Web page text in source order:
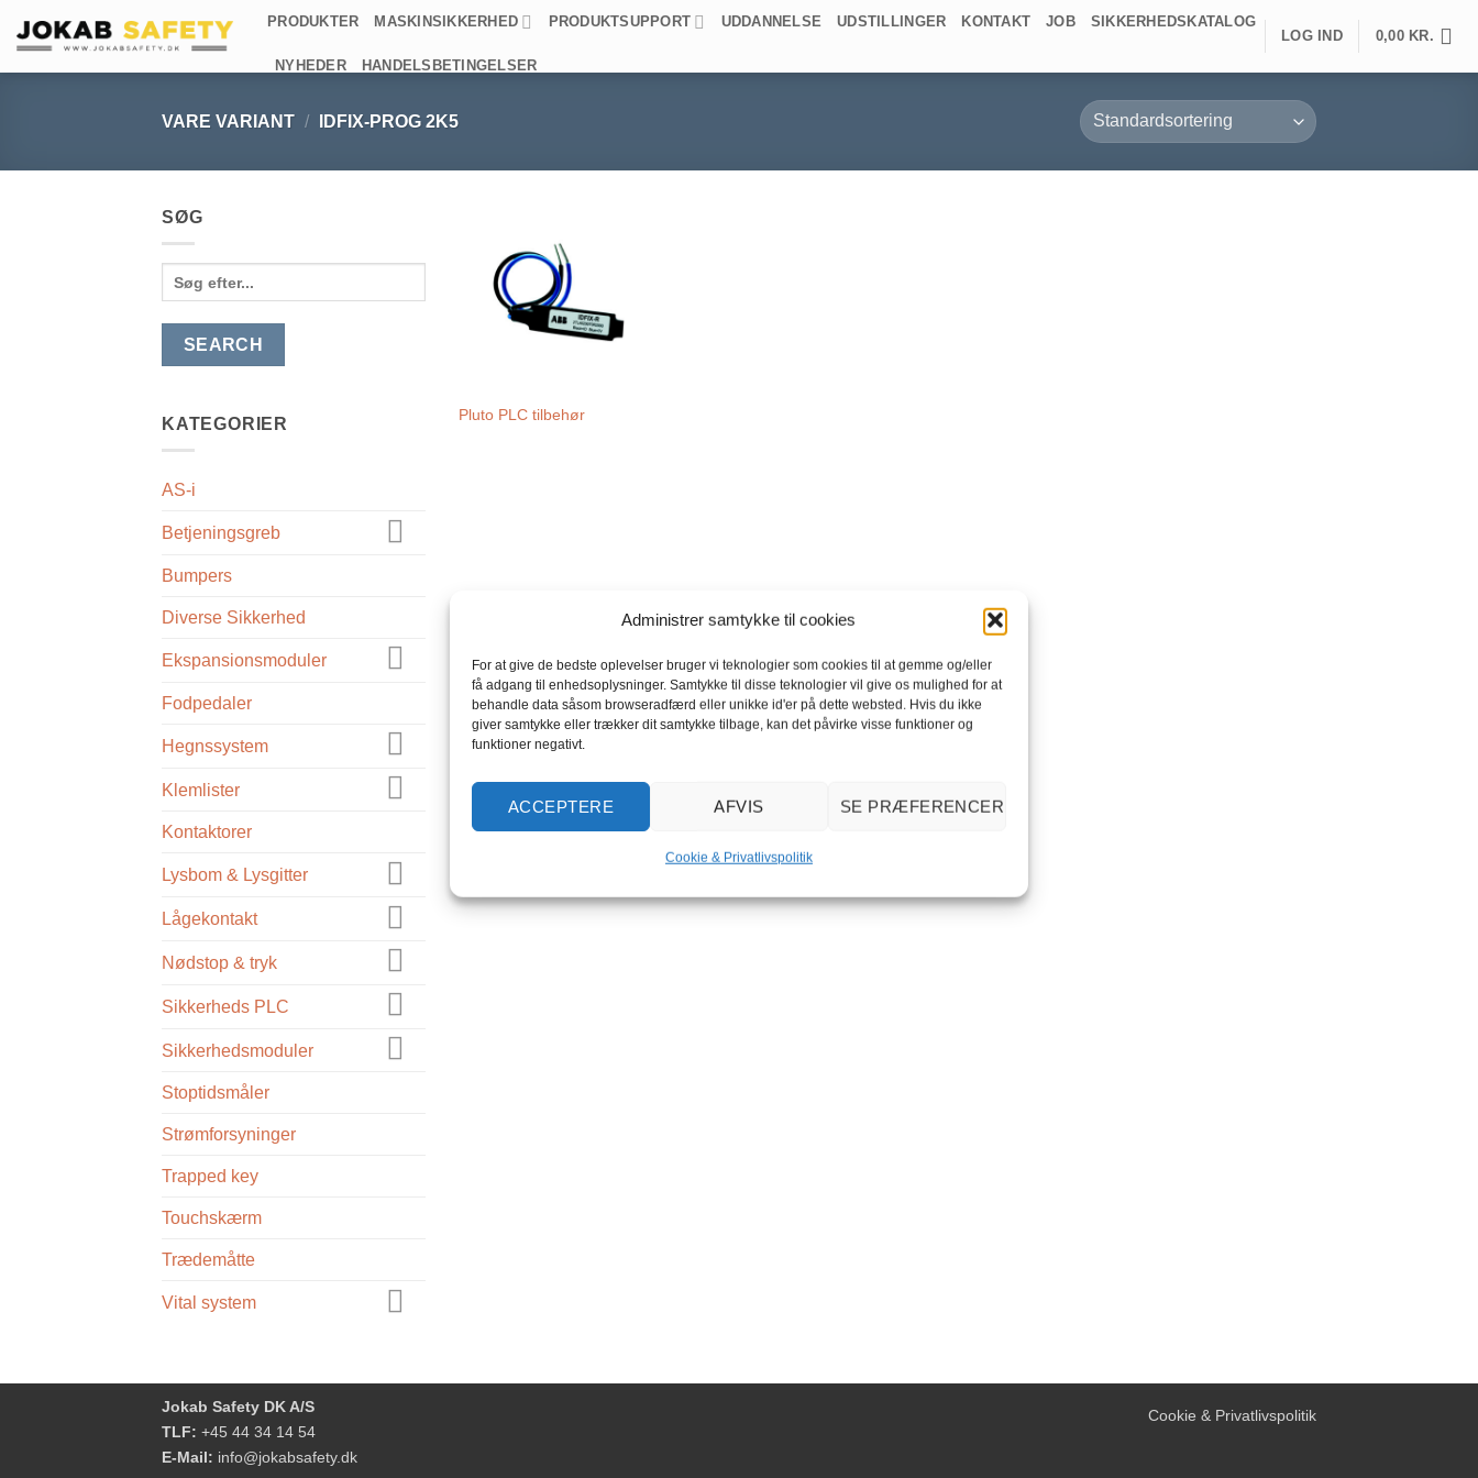
Administrer samtykke til cookies
For at give de bedste oplevelser bruger vi teknologier som cookies til at gemme og/eller
få adgang til enhedsoplysninger. Samtykke til disse teknologier vil give os mulighed for at
behandle data såsom browseradfærd eller unikke id'er på dette websted. Hvis du ikke
giver samtykke eller trækker dit samtykke tilbage, kan det påvirke visse funktioner og
funktioner negativt.
ACCEPTERE AFVIS SE PRÆFERENCER
Cookie & Privatlivspolitik
PRODUKTER MASKINSIKKERHED PRODUKTSUPPORT UDDANNELSE UDSTILLINGER KONTAKT JOB SIKKERHEDSKATALOG
NYHEDER HANDELSBETINGELSER
LOG IND 0,00 KR.
VARE VARIANT / IDFIX-PROG 2K5
SØG
Search
for:
KATEGORIER
AS-i
Betjeningsgreb
Bumpers
Diverse Sikkerhed
Ekspansionsmoduler
Fodpedaler
Hegnssystem
Klemlister
Kontaktorer
Lysbom & Lysgitter
Lågekontakt
Nødstop & tryk
Sikkerheds PLC
Sikkerhedsmoduler
Stoptidsmåler
Strømforsyninger
Trapped key
Touchskærm
Trædemåtte
Vital system
Pluto PLC tilbehør
Cookie & Privatlivspolitik
Jokab Safety DK A/S
TLF: +45 44 34 14 54
E-Mail: info@jokabsafety.dk